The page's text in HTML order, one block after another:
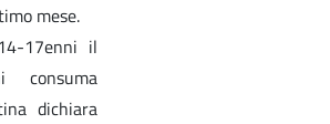
mese.
17enni il
dichiara